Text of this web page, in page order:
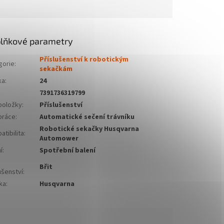
parametry
:
Příslušenství k robotickým
sekačkám
:
24
7391736319799
:
Příslušenství
:
Automatické sečení trávníku
:
Robotické sekačky Husqvarna
Automower
:
Spotřební balení
:
Břit
: Husqvarna